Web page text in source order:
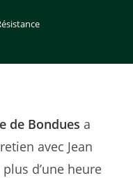
de Bondues a
avec Jean
d’une heure